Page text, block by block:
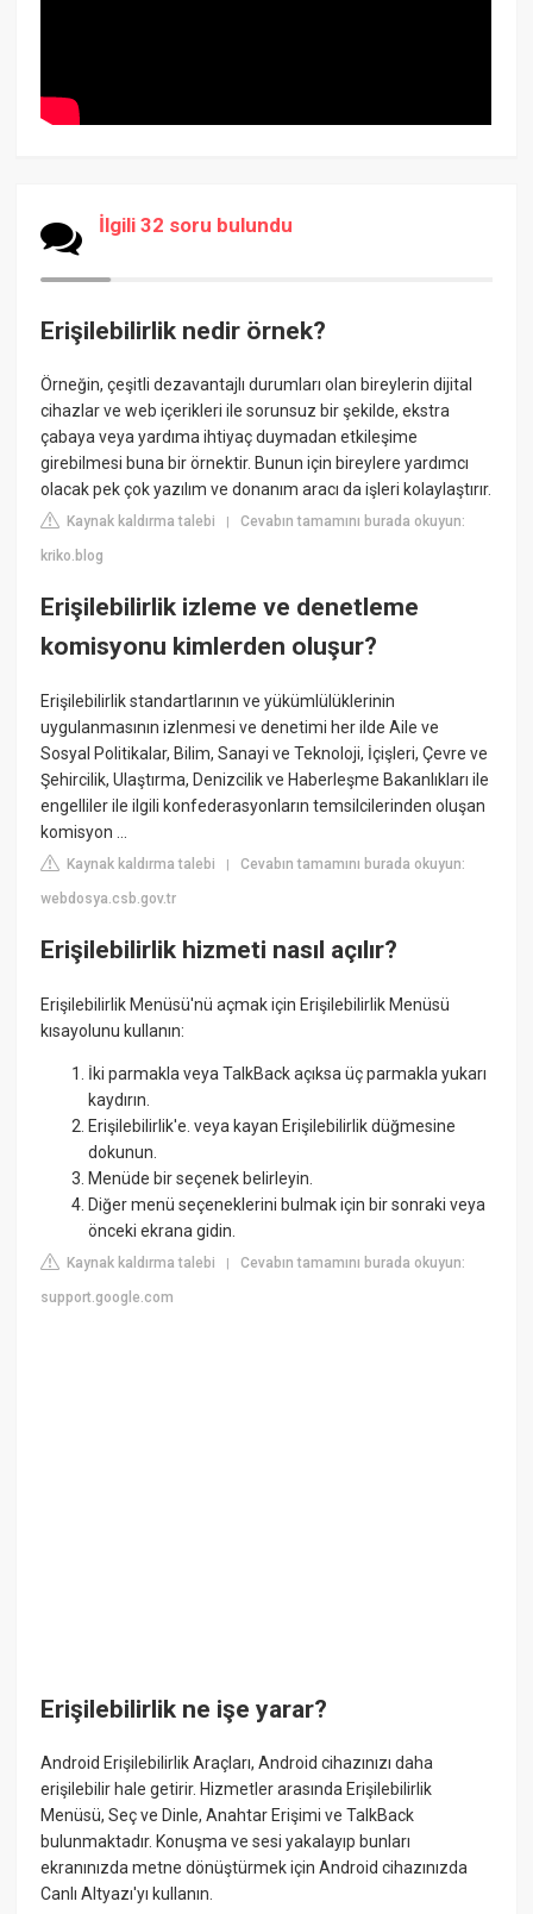
İlgili 32 soru bulundu
Erişilebilirlik nedir örnek?
Örneğin, çeşitli dezavantajlı durumları olan bireylerin dijital
cihazlar ve web içerikleri ile sorunsuz bir şekilde, ekstra
çabaya veya yardıma ihtiyaç duymadan etkileşime
girebilmesi buna bir örnektir. Bunun için bireylere yardımcı
olacak pek çok yazılım ve donanım aracı da işleri kolaylaştırır.
Kaynak kaldırma talebi |Cevabın tamamını burada okuyun:
kriko.blog
Erişilebilirlik izleme ve denetleme
komisyonu kimlerden oluşur?
Erişilebilirlik standartlarının ve yükümlülüklerinin
uygulanmasının izlenmesi ve denetimi her ilde Aile ve
Sosyal Politikalar, Bilim, Sanayi ve Teknoloji, İçişleri, Çevre ve
Şehircilik, Ulaştırma, Denizcilik ve Haberleşme Bakanlıkları ile
engelliler ile ilgili konfederasyonların temsilcilerinden oluşan
komisyon ...
Kaynak kaldırma talebi |Cevabın tamamını burada okuyun:
webdosya.csb.gov.tr
Erişilebilirlik hizmeti nasıl açılır?
Erişilebilirlik Menüsü'nü açmak için Erişilebilirlik Menüsü
kısayolunu kullanın:
İki parmakla veya TalkBack açıksa üç parmakla yukarı
kaydırın.
Erişilebilirlik'e. veya kayan Erişilebilirlik düğmesine
dokunun.
Menüde bir seçenek belirleyin.
Diğer menü seçeneklerini bulmak için bir sonraki veya
önceki ekrana gidin.
Kaynak kaldırma talebi |Cevabın tamamını burada okuyun:
support.google.com
Erişilebilirlik ne işe yarar?
Android Erişilebilirlik Araçları, Android cihazınızı daha
erişilebilir hale getirir. Hizmetler arasında Erişilebilirlik
Menüsü, Seç ve Dinle, Anahtar Erişimi ve TalkBack
bulunmaktadır. Konuşma ve sesi yakalayıp bunları
ekranınızda metne dönüştürmek için Android cihazınızda
Canlı Altyazı'yı kullanın.